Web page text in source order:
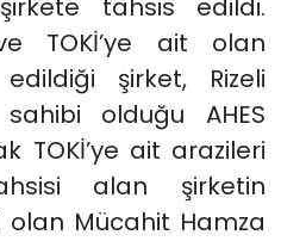
tahsis edildi.
TOKİ’ye ait olan
şirket, Rizeli
sahibi olduğu AHES
TOKİ’ye ait arazileri
alan şirketin
Mücahit Hamza